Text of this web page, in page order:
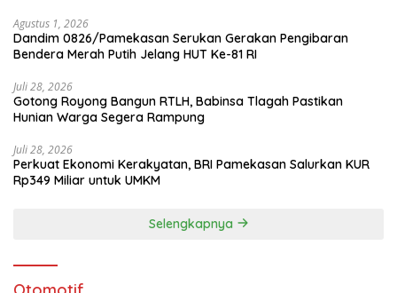
Agustus 1, 2026
Dandim 0826/Pamekasan Serukan Gerakan Pengibaran
Bendera Merah Putih Jelang HUT Ke-81 RI
Juli 28, 2026
Gotong Royong Bangun RTLH, Babinsa Tlagah Pastikan
Hunian Warga Segera Rampung
Juli 28, 2026
Perkuat Ekonomi Kerakyatan, BRI Pamekasan Salurkan KUR
Rp349 Miliar untuk UMKM
Selengkapnya